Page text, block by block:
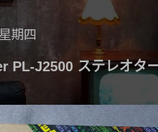
期四
PL-J2500 ステレオタ